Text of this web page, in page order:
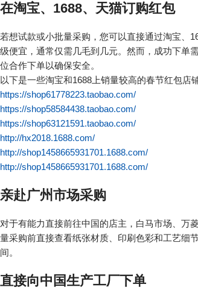
在淘宝、1688、天猫订购红包
若想试款或小批量采购，您可以直接通过淘宝、
级便宜，通常仅需几毛到几元。然而，成功下单
位合作下单以确保安全。
以下是一些淘宝和1688上销量较高的春节红包店
https://shop61778223.taobao.com/
https://shop58584438.taobao.com/
https://shop63121591.taobao.com/
http://hx2018.1688.com/
http://shop1458665931701.1688.com/
http://shop1458665931701.1688.com/
亲赴广州市场采购
对于有能力直接前往中国的店主，白马市场、万
量采购前直接查看纸张材质、印刷色彩和工艺细
间。
直接向中国生产工厂下单